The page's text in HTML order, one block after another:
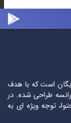
است که با هدف
طراحی شده. در
توجه ویژه ای به